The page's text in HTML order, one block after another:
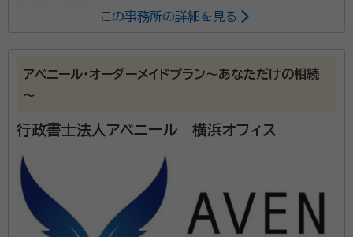
長、グループ・行政書士のマインド：代表
相続手続、遺言書作成支援業務について１９９１年１月開
業以来数百件の業務実績があり、いずれも高い評価を
受けています。 お客様に対し、適切なアドバイス及び問
題解決方法のご提案を実践してきました。お気軽にご相
談ください！
所属団体： 神奈川県行政書士会 仲裁ADR法学会
この事務所の詳細を見る
アベニール・オーダーメイドプラン～あなただけの相続
～
行政書士法人アベニール 横浜オフィス